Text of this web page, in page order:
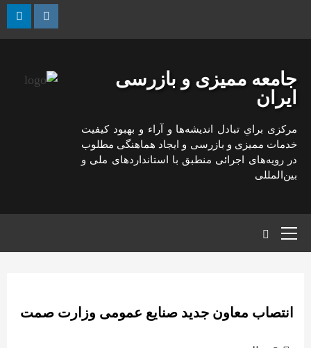
Instagram
جامعه ممیزی و بازرسی
ایران
مركزی براي تبادل انديشه‌ها و آراء و بهبود كيفيت
خدمات مميزی و بازرسی و ايجاد هماهنگی مطلوب
در رويه‌های اجرائی منطبق با استانداردهای ملی و
بين‌المللی
انتصاب معاون جدید صنایع عمومی وزارت صمت